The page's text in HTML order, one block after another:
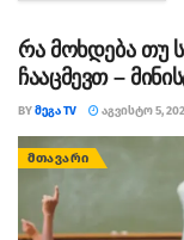
რა მოხდება თუ
ჩააცმევთ –
BYᲛᲔᲒᲐ TV ᲐᲒᲕᲘᲡᲢᲝ 5,
ᲛᲗᲐᲕᲐᲠᲘ